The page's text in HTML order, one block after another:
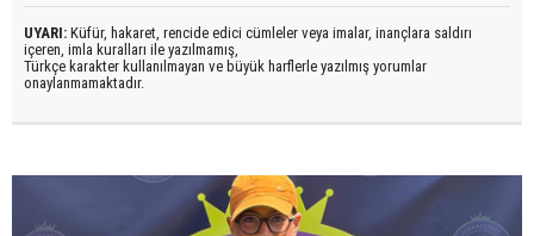
UYARI: Küfür, hakaret, rencide edici cümleler veya imalar, inançlara saldırı
içeren, imla kuralları ile yazılmamış,
Türkçe karakter kullanılmayan ve büyük harflerle yazılmış yorumlar
onaylanmamaktadır.